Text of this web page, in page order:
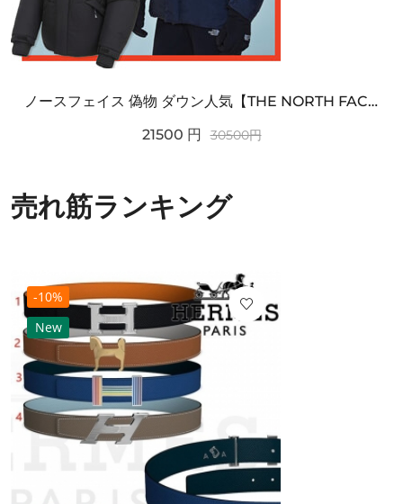
ノースフェイス 偽物 ダウン人気【THE NORTH FACE】M'S 7 SUMMIT HIM...
21500 円 30500円
売れ筋ランキング
-10%
New